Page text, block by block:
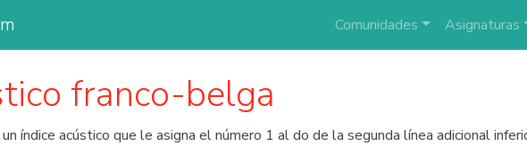
Comunidades Asignaturas
franco-belga
índice acústico que le asigna el número 1 al do de la segunda línea adicional